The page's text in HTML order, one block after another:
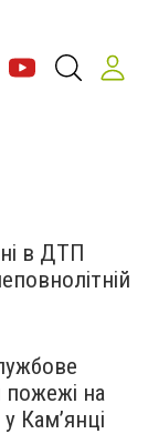
в ДТП
пожежі на
Кам’янці